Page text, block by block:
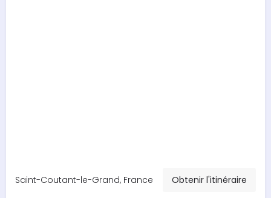
Saint-Coutant-le-Grand, France Obtenir l'itinéraire